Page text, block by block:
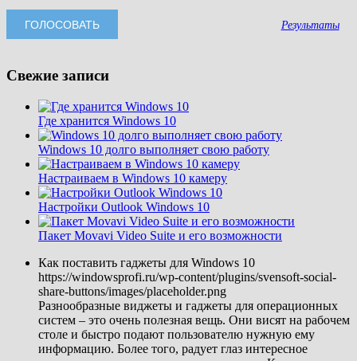
Результаты
Свежие записи
Где хранится Windows 10
Windows 10 долго выполняет свою работу
Настраиваем в Windows 10 камеру
Настройки Outlook Windows 10
Пакет Movavi Video Suite и его возможности
Как поставить гаджеты для Windows 10
https://windowsprofi.ru/wp-content/plugins/svensoft-social-
share-buttons/images/placeholder.png
Разнообразные виджеты и гаджеты для операционных
систем – это очень полезная вещь. Они висят на рабочем
столе и быстро подают пользователю нужную ему
информацию. Более того, радует глаз интересное